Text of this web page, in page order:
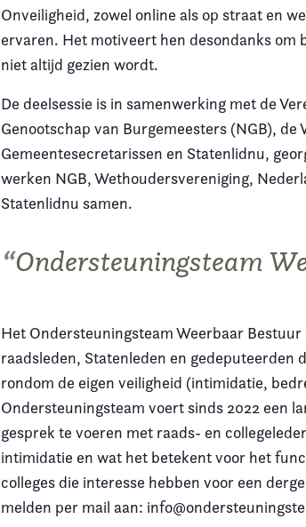
Onveiligheid, zowel online als op straat en
ervaren. Het motiveert hen desondanks om
niet altijd gezien wordt.
De deelsessie is in samenwerking met de
Genootschap van Burgemeesters (NGB),
Gemeentesecretarissen en Statenlidnu,
werken NGB, Wethoudersvereniging,
Statenlidnu samen.
Ondersteuningsteam
Het Ondersteuningsteam Weerbaar
raadsleden, Statenleden en
rondom de eigen veiligheid (intimidatie,
Ondersteuningsteam voert sinds 2022 een
gesprek te voeren met raads- en
intimidatie en wat het betekent voor het
colleges die interesse hebben voor een
melden per mail aan: